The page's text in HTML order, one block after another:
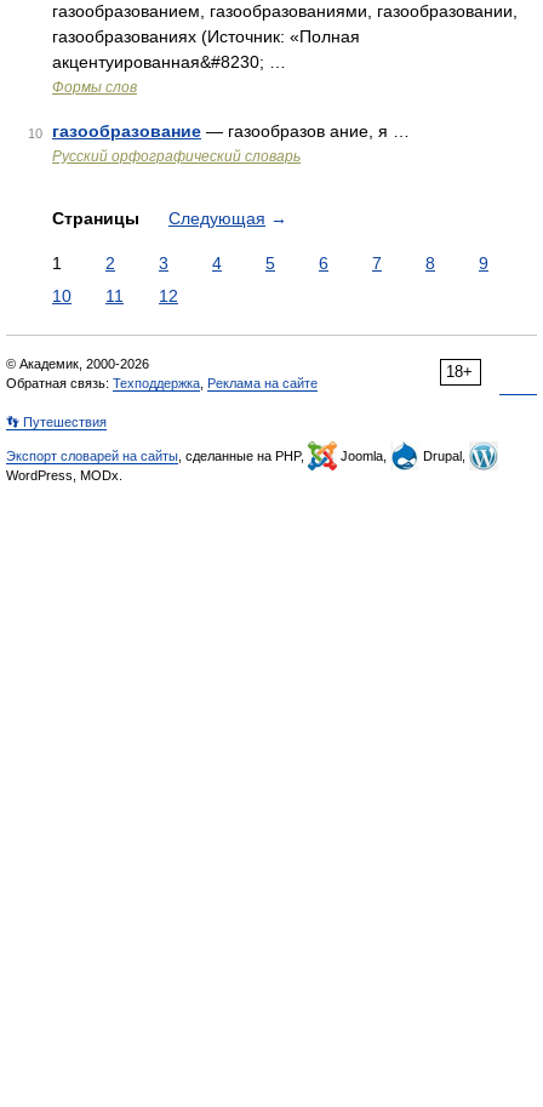
газообразованием, газообразованиями, газообразовании,
газообразованиях (Источник: «Полная
акцентуированная&#8230; …
Формы слов
10 газообразование — газообразов ание, я …
Русский орфографический словарь
Страницы Следующая →
1 2 3 4 5 6 7 8
9
10
11 12
18+
© Академик, 2000-2026
Обратная связь: Техподдержка Реклама на сайте
👣 Путешествия
Экспорт словарей на сайты , сделанные на PHP, Joomla,
Drupal,
WordPress, MODx.